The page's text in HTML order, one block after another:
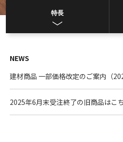
特長
NEWS
建材商品 一部価格改定のご案内（
2025年6月末受注終了の旧商品はこ